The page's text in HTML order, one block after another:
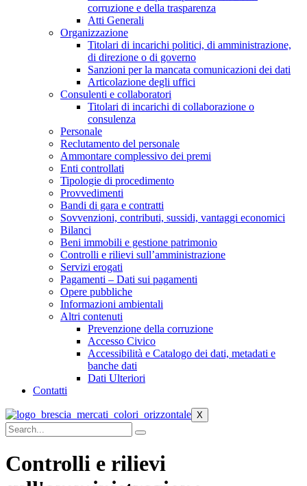
corruzione e della trasparenza
Atti Generali
Organizzazione
Titolari di incarichi politici, di amministrazione,
di direzione o di governo
Sanzioni per la mancata comunicazioni dei dati
Articolazione degli uffici
Consulenti e collaboratori
Titolari di incarichi di collaborazione o
consulenza
Personale
Reclutamento del personale
Ammontare complessivo dei premi
Enti controllati
Tipologie di procedimento
Provvedimenti
Bandi di gara e contratti
Sovvenzioni, contributi, sussidi, vantaggi economici
Bilanci
Beni immobili e gestione patrimonio
Controlli e rilievi sull’amministrazione
Servizi erogati
Pagamenti – Dati sui pagamenti
Opere pubbliche
Informazioni ambientali
Altri contenuti
Prevenzione della corruzione
Accesso Civico
Accessibilità e Catalogo dei dati, metadati e
banche dati
Dati Ulteriori
Contatti
X
Controlli e rilievi